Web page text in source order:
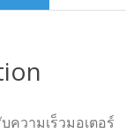
ความเร็วมอเตอร์